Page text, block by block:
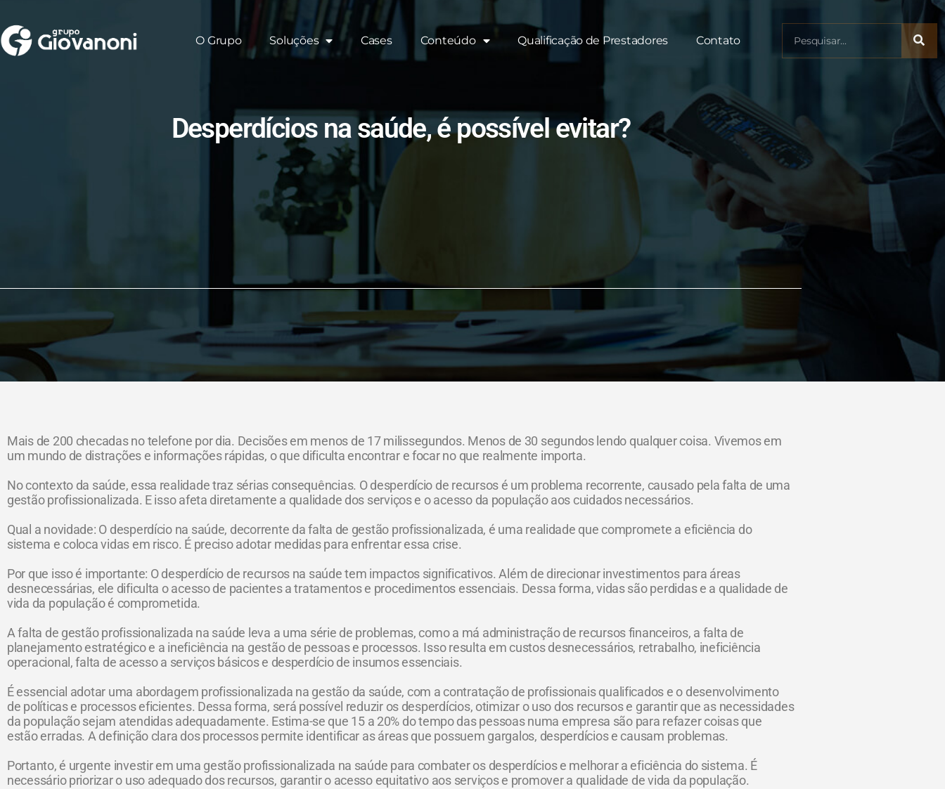
O Grupo Soluções Cases Conteúdo Qualificação de Prestadores Contato
Desperdícios na saúde, é possível evitar?
Mais de 200 checadas no telefone por dia. Decisões em menos de 17 milissegundos. Menos de 30 segundos lendo qualquer coisa. Vivemos em
um mundo de distrações e informações rápidas, o que dificulta encontrar e focar no que realmente importa.
No contexto da saúde, essa realidade traz sérias consequências. O desperdício de recursos é um problema recorrente, causado pela falta de uma
gestão profissionalizada. E isso afeta diretamente a qualidade dos serviços e o acesso da população aos cuidados necessários.
Qual a novidade: O desperdício na saúde, decorrente da falta de gestão profissionalizada, é uma realidade que compromete a eficiência do
sistema e coloca vidas em risco. É preciso adotar medidas para enfrentar essa crise.
Por que isso é importante: O desperdício de recursos na saúde tem impactos significativos. Além de direcionar investimentos para áreas
desnecessárias, ele dificulta o acesso de pacientes a tratamentos e procedimentos essenciais. Dessa forma, vidas são perdidas e a qualidade de
vida da população é comprometida.
A falta de gestão profissionalizada na saúde leva a uma série de problemas, como a má administração de recursos financeiros, a falta de
planejamento estratégico e a ineficiência na gestão de pessoas e processos. Isso resulta em custos desnecessários, retrabalho, ineficiência
operacional, falta de acesso a serviços básicos e desperdício de insumos essenciais.
É essencial adotar uma abordagem profissionalizada na gestão da saúde, com a contratação de profissionais qualificados e o desenvolvimento
de políticas e processos eficientes. Dessa forma, será possível reduzir os desperdícios, otimizar o uso dos recursos e garantir que as necessidades
da população sejam atendidas adequadamente. Estima-se que 15 a 20% do tempo das pessoas numa empresa são para refazer coisas que
estão erradas. A definição clara dos processos permite identificar as áreas que possuem gargalos, desperdícios e causam problemas.
Portanto, é urgente investir em uma gestão profissionalizada na saúde para combater os desperdícios e melhorar a eficiência do sistema. É
necessário priorizar o uso adequado dos recursos, garantir o acesso equitativo aos serviços e promover a qualidade de vida da população.